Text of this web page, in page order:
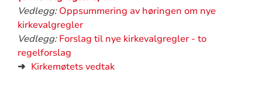
Vedlegg: Oppsummering av høringen om nye
kirkevalgregler
Vedlegg: Forslag til nye kirkevalgregler - to
regelforslag
➜ Kirkemøtets vedtak